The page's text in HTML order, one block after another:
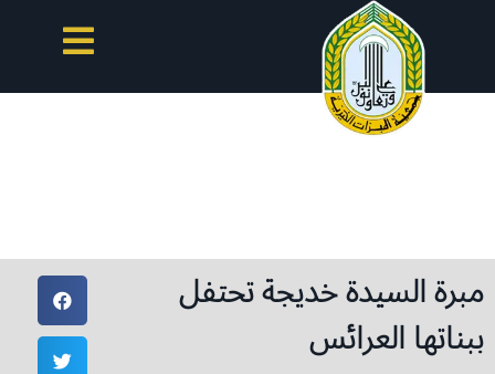
مبرة السيدة خديجة تحتفل
ببناتها العرائس